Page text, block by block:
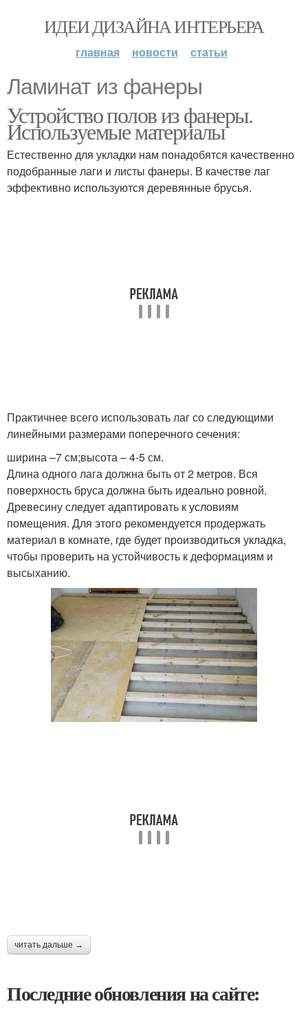
ИДЕИ ДИЗАЙНА ИНТЕРЬЕРА
главная новости статьи
Ламинат из фанеры
Устройство полов из фанеры.
Используемые материалы
Естественно для укладки нам понадобятся качественно
подобранные лаги и листы фанеры. В качестве лаг
эффективно используются деревянные брусья.
Практичнее всего использовать лаг со следующими
линейными размерами поперечного сечения:
ширина –7 см;высота – 4-5 см.
Длина одного лага должна быть от 2 метров. Вся
поверхность бруса должна быть идеально ровной.
Древесину следует адаптировать к условиям
помещения. Для этого рекомендуется продержать
материал в комнате, где будет производиться укладка,
чтобы проверить на устойчивость к деформациям и
высыханию.
читать дальше →
Последние обновления на сайте: